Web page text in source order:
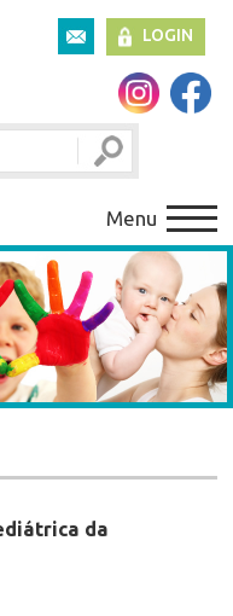
LOGIN
Menu
da